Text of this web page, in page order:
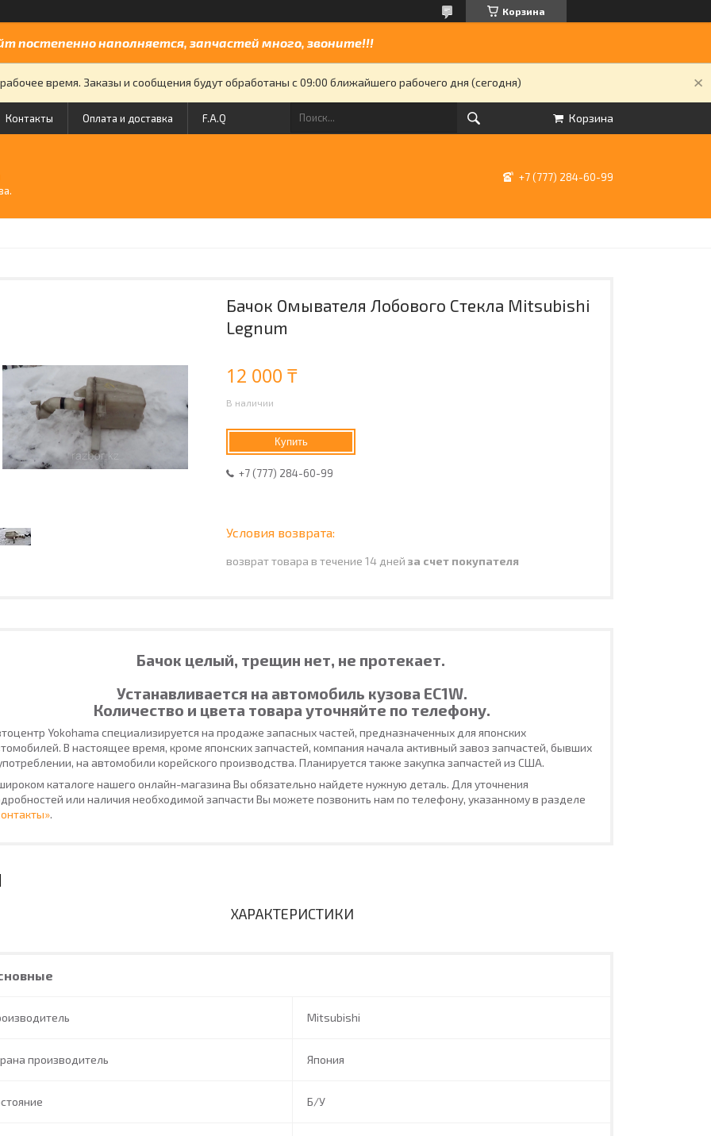
Корзина
постепенно наполняется, запчастей много, звоните!!!
время. Заказы и сообщения будут обработаны с 09:00 ближайшего рабочего дня (сегодня)
Контакты Оплата и доставка F.A.Q Корзина
+7 (777) 284-60-99
Бачок Омывателя Лобового Стекла Mitsubishi
Legnum
12 000 ₸
В наличии
Купить
+7 (777) 284-60-99
возврат товара в течение 14 дней за счет покупателя
Бачок целый, трещин нет, не протекает.
Устанавливается на автомобиль кузова EC1W.
Количество и цвета товара уточняйте по телефону.
Yokohama специализируется на продаже запасных частей, предназначенных для японских
В настоящее время, кроме японских запчастей, компания начала активный завоз запчастей, бывших
на автомобили корейского производства. Планируется также закупка запчастей из США.
каталоге нашего онлайн-магазина Вы обязательно найдете нужную деталь. Для уточнения
или наличия необходимой запчасти Вы можете позвонить нам по телефону, указанному в разделе
.
ХАРАКТЕРИСТИКИ
Mitsubishi
производитель Япония
Б/У